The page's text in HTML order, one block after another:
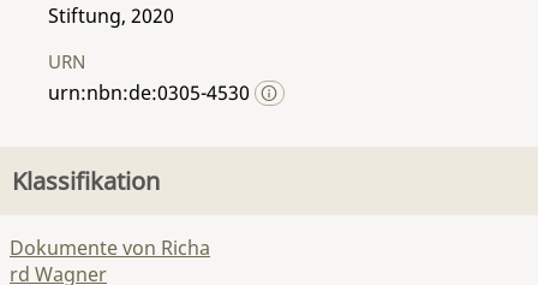
Stiftung, 2020
URN
urn:nbn:de:0305-4530
Klassifikation
Dokumente von Richa
rd Wagner